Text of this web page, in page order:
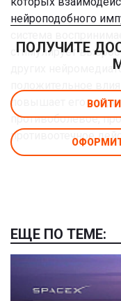
нейроподобного
стимулирует
других
повышает его
противоболевое,
противоотечное
ПОЛУЧИТЕ
ЕЩЕ ПО ТЕМЕ: